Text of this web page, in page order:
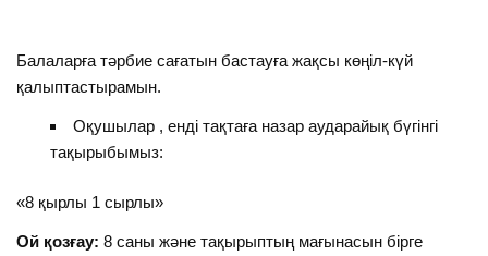
Балаларға тәрбие сағатын бастауға жақсы көңіл-күй
қалыптастырамын.
Оқушылар , енді тақтаға назар аударайық бүгінгі
тақырыбымыз:
«8 қырлы 1 сырлы»
Ой қозғау: 8 саны және тақырыптың мағынасын бірге